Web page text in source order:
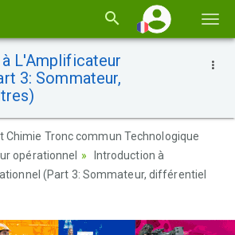
la
L'Amplificateur
3: Sommateur,
Chimie Tronc commun Technologique
opérationnel
Introduction à
(Part 3: Sommateur, différentiel